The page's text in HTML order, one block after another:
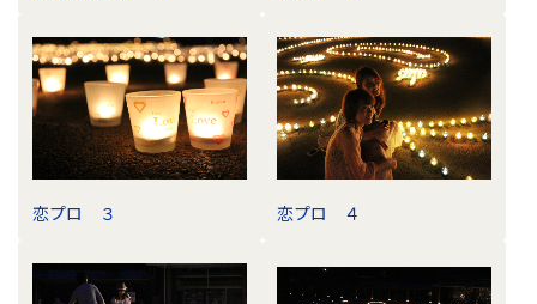
恋プロ ３ 恋プロ ４